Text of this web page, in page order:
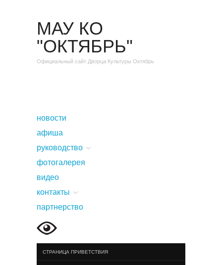
МАУ КО
"ОКТЯБРЬ"
Официальный сайт Дворца Культуры Октябрь
новости
афиша
руководство
фотогалерея
видео
контакты
партнерство
СТРАНИЦА ПРИВЕТСТВИЯ